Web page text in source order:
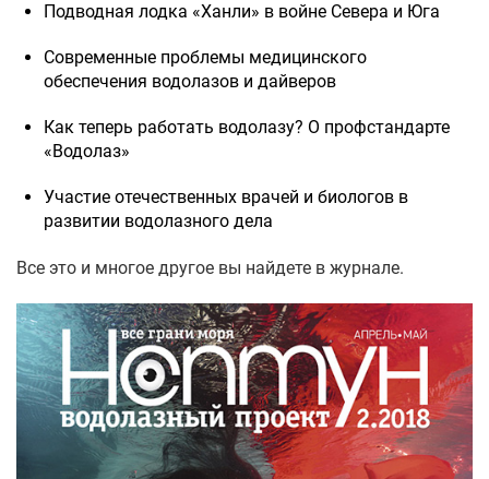
Подводная лодка «Ханли» в войне Севера и Юга
Современные проблемы медицинского
обеспечения водолазов и дайверов
Как теперь работать водолазу? О профстандарте
«Водолаз»
Участие отечественных врачей и биологов в
развитии водолазного дела
Все это и многое другое вы найдете в журнале.